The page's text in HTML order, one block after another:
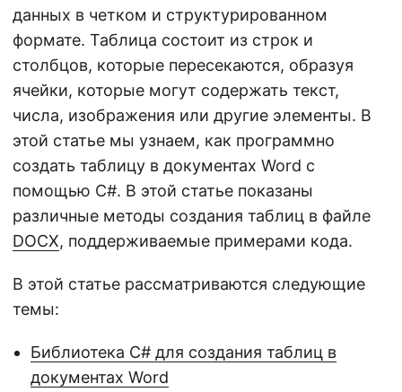
данных в четком и структурированном
формате. Таблица состоит из строк и
столбцов, которые пересекаются, образуя
ячейки, которые могут содержать текст,
числа, изображения или другие элементы. В
этой статье мы узнаем, как программно
создать таблицу в документах Word с
помощью C#. В этой статье показаны
различные методы создания таблиц в файле
DOCX, поддерживаемые примерами кода.
В этой статье рассматриваются следующие
темы:
Библиотека C# для создания таблиц в
документах Word